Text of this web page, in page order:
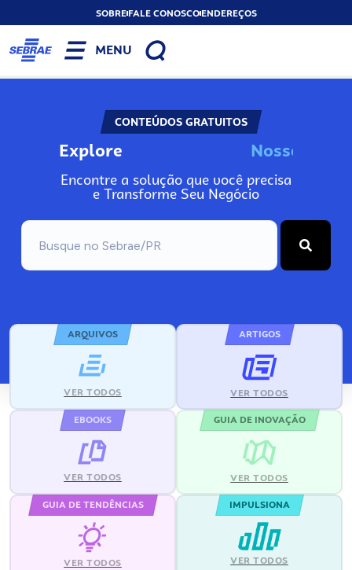
SOBREFALE CONOSCOENDEREÇOS
MENU
CONTEÚDOS GRATUITOS
Explore Noss
Encontre a solução que você precisa
e Transforme Seu Negócio
ARQUIVOS
VER TODOS
ARTIGOS
VER TODOS
EBOOKS
VER TODOS
GUIA DE INOVAÇÃO
VER TODOS
GUIA DE TENDÊNCIAS
VER TODOS
IMPULSIONA
VER TODOS